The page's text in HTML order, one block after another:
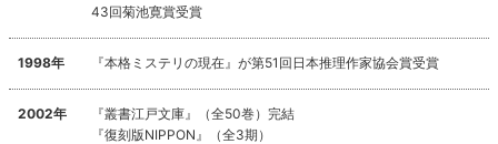
43回菊池寛賞受賞
1998年 『本格ミステリの現在』が第51回日本推理作家協会賞受賞
2002年
『叢書江戸文庫』（全50巻）完結
『復刻版NIPPON』（全3期）